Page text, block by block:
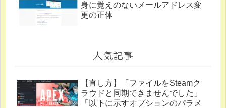
身に覚えのないメールアドレス変
更の正体
人気記事
【直し方】「ファイルをSteamク
ラウドと同期できませんでした」
「以下に示すオプションのパラメ